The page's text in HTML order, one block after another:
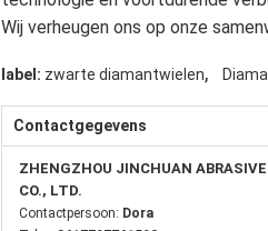
Wij verheugen ons op onze
label: zwarte diamantwielen,
Contactgegevens
ZHENGZHOU JINCHUAN
CO., LTD.
Contactpersoon: Dora